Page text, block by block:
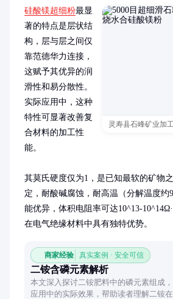
灵寿县石峰矿业加
硅酸镁超细粉最显
著的特点是层状结
构，层与层之间仅
靠范德华力连接，
这赋予其优异的润
滑性和易分散性。
实际应用中，这种
特性可显著改善复
合材料的加工性
能。
其莫氏硬度仅为1，是已知最软的矿物
定，耐酸碱腐蚀，耐高温（分解温度约
能优异，体积电阻率可达10^13-
在电气绝缘材料中具有独特优势。
商家经验 真实案例 · 安全可信
二铵含磷元素解析
本文深入探讨二铵肥料中的磷元素组成
应用中的实际效果，帮助读者理解二铵